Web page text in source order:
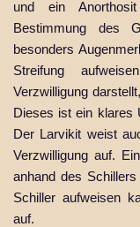
und ein
Bestimmung des
besonders
Streifung
Verzwilligung
Dieses ist ein klares
Der Larvikit weist
Verzwilligung auf.
anhand des
Schiller aufweisen
auf.